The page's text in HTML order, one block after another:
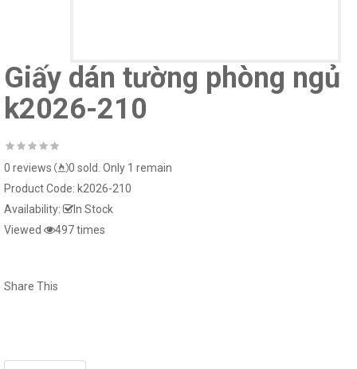
Giấy dán tường phòng ngủ
k2026-210
0 reviews
0 sold. Only 1 remain
Product Code: k2026-210
Availability:
In Stock
Viewed
497 times
Share This
15021-1..
Window murals tr240